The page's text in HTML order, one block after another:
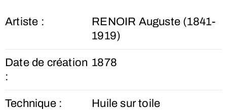
Artiste :
RENOIR Auguste (1841-
1919)
Date de création
:
1878
Technique : Huile sur toile